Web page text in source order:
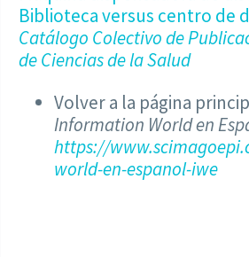
Biblioteca versus centro de
Catálogo Colectivo de
de Ciencias de la Salud
Volver a la página
Information World en
https://
world-en-espanol-iwe